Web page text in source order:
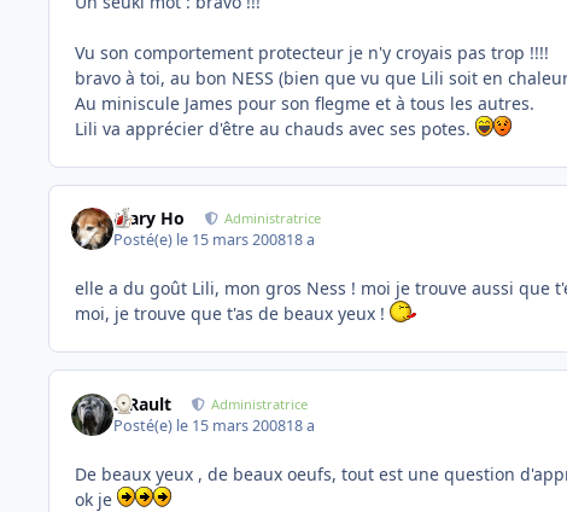
Vu son comportement protecteur je n'y croyais pas trop !!!!
bravo à toi, au bon NESS (bien que vu que Lili soit en
Au miniscule James pour son flegme et à tous les autres.
Lili va apprécier d'être au chauds avec ses potes.
Mary Ho Administratrice
Posté(e) le 15 mars 200818 a
elle a du goût Lili, mon gros Ness ! moi je trouve aussi que
moi, je trouve que t'as de beaux yeux !
S.Rault Administratrice
Posté(e) le 15 mars 200818 a
De beaux yeux , de beaux oeufs, tout est une question
ok je